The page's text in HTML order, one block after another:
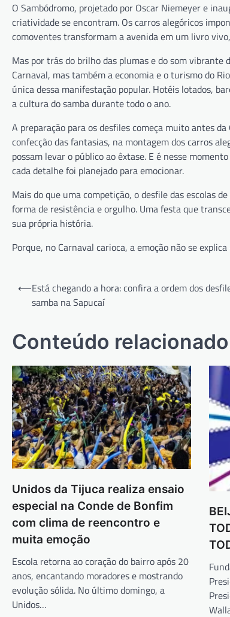
O Sambódromo, projetado por Oscar Niemeyer e
criatividade se encontram. Os carros alegóricos
comoventes transformam a avenida em um livro
Mas por trás do brilho das plumas e do som
Carnaval, mas também a economia e o turismo do
única dessa manifestação popular. Hotéis lotados,
a cultura do samba durante todo o ano.
A preparação para os desfiles começa muito antes
confecção das fantasias, na montagem dos carros
possam levar o público ao êxtase. E é nesse
cada detalhe foi planejado para emocionar.
Mais do que uma competição, o desfile das escolas
forma de resistência e orgulho. Uma festa que
sua própria história.
Porque, no Carnaval carioca, a emoção não se
Navegação
⟵Está chegando a hora: confira a ordem dos
samba na Sapucaí
Conteúdo relacionado
Unidos da Tijuca realiza ensaio
especial na Conde de Bonfim
com clima de reencontro e
muita emoção
Escola retorna ao coração do bairro após 20
anos, encantando moradores e mostrando
evolução sólida. No último domingo, a
Unidos…